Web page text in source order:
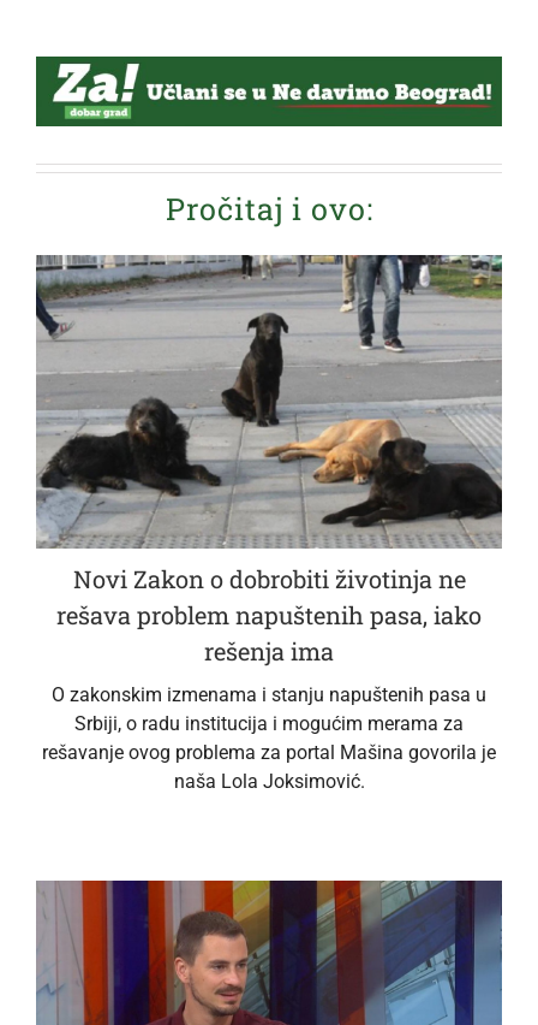
Pročitaj i ovo:
Novi Zakon o dobrobiti životinja ne
rešava problem napuštenih pasa, iako
rešenja ima
O zakonskim izmenama i stanju napuštenih pasa u
Srbiji, o radu institucija i mogućim merama za
rešavanje ovog problema za portal Mašina govorila je
naša Lola Joksimović.